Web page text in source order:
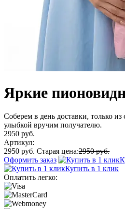
Яркие
Соберем в день доставки, только
улыбкой вручим получателю.
2950 руб.
Артикул:
2950 руб. Старая цена:2950 руб.
Оформить заказ
Купить в 1 клик
Оплатить легко: